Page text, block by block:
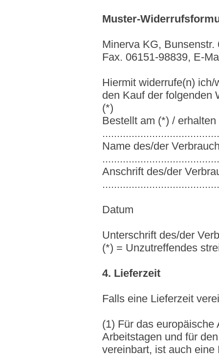
Muster-
Minerva KG,
Fax. 06151-98839, E-
Hiermit widerrufe(n)
den Kauf der folgenden
(*)
Bestellt am (*) / erhalten
Name des/der
Anschrift des/der
Datum
Unterschrift des/der
(*) = Unzutreffendes
4. Lieferzeit
Falls eine Lieferzeit
(1) Für das
Arbeitstagen und für
vereinbart, ist auch